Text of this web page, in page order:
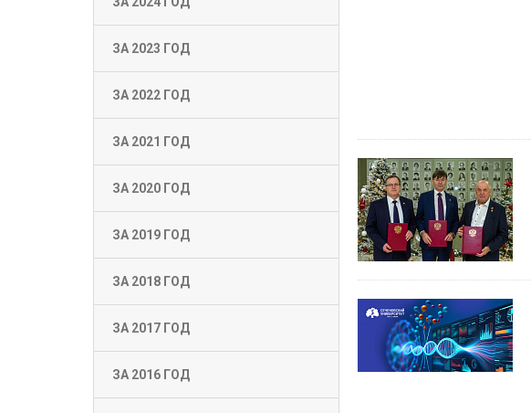
ЗА 2023 ГОД
ЗА 2022 ГОД
ЗА 2021 ГОД
ЗА 2020 ГОД
ЗА 2019 ГОД
ЗА 2018 ГОД
ЗА 2017 ГОД
ЗА 2016 ГОД